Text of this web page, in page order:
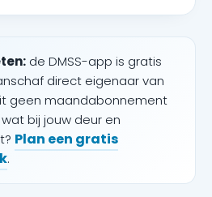
de DMSS-app is gratis
direct eigenaar van
geen maandabonnement
bij jouw deur en
Plan een gratis
.